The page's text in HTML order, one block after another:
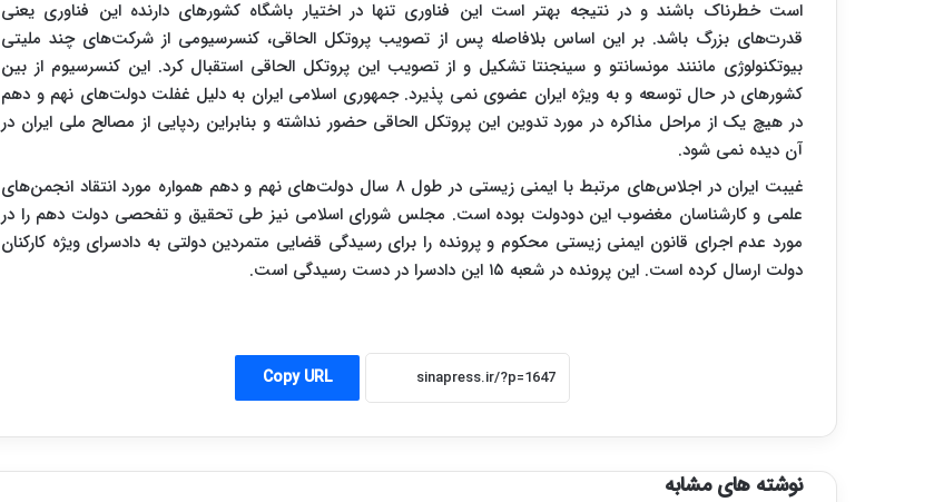
است خطرناک باشند و در نتیجه بهتر است این فناوری تنها در اختیار باشگاه کشورهای دارنده این فناوری یعنی
قدرت‌های بزرگ باشد. بر این اساس بلافاصله پس از تصویب پروتکل الحاقی، کنسرسیومی از شرکت‌های چند ملیتی
بیوتکنولوژی ماننند مونسانتو و سینجنتا تشکیل و از تصویب این پروتکل الحاقی استقبال کرد. این کنسرسیوم از بین
کشورهای در حال توسعه و به ویژه ایران عضوی نمی پذیرد. جمهوری اسلامی ایران به دلیل غفلت دولت‌های نهم و دهم
در هیچ یک از مراحل مذاکره در مورد تدوین این پروتکل الحاقی حضور نداشته و بنابراین ردپایی از مصالح ملی ایران در
آن دیده نمی شود.
غیبت ایران در اجلاس‌های مرتبط با ایمنی زیستی در طول ۸ سال دولت‌های نهم و دهم همواره مورد انتقاد انجمن‌های
علمی و کارشناسان مغضوب این دودولت بوده است. مجلس شورای اسلامی نیز طی تحقیق و تفحصی دولت دهم را در
مورد عدم اجرای قانون ایمنی زیستی محکوم و پرونده را برای رسیدگی قضایی متمردین دولتی به دادسرای ویژه کارکنان
دولت ارسال کرده است. این پرونده در شعبه ۱۵ این دادسرا در دست رسیدگی است.
Copy URL
نوشته های مشابه